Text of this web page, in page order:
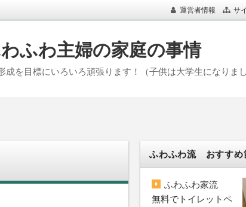
運営者情報 サ
ふわ主婦の家庭の事情
を目標にいろいろ頑張ります！（子供は大学生になりまし
ふわふわ流 おすすめ
ふわふわ家流
無料でトイレットペ